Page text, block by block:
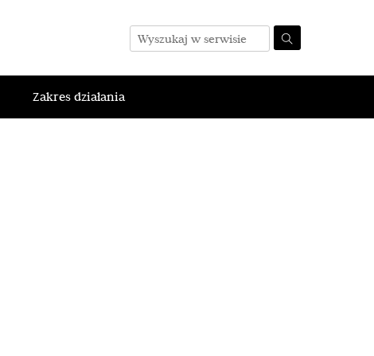
Zakres działania